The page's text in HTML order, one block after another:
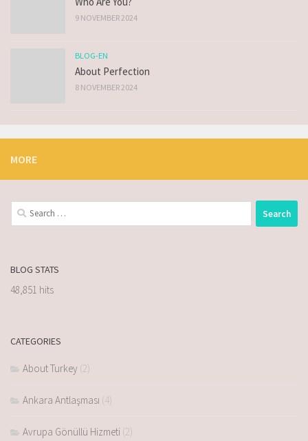
9 NOVEMBER 2024
BLOG-EN
About Perfection
8 NOVEMBER 2024
MORE
BLOG STATS
48,851 hits
CATEGORIES
About Turkey (2)
Ankara Antlaşması (4)
Avrupa Gönüllü Hizmeti (2)